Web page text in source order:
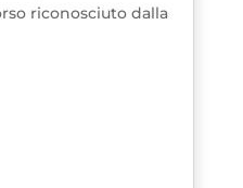
riconosciuto dalla